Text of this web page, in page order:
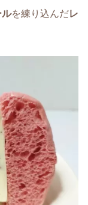
ルを練り込んだレ